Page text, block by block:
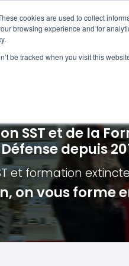
cookies are used to collect
browsing experience and for
be tracked when you visit this
incendie - Guide
de première
Extincteurs
en réalité
SST et de la
depuis
et formation
on vous forme